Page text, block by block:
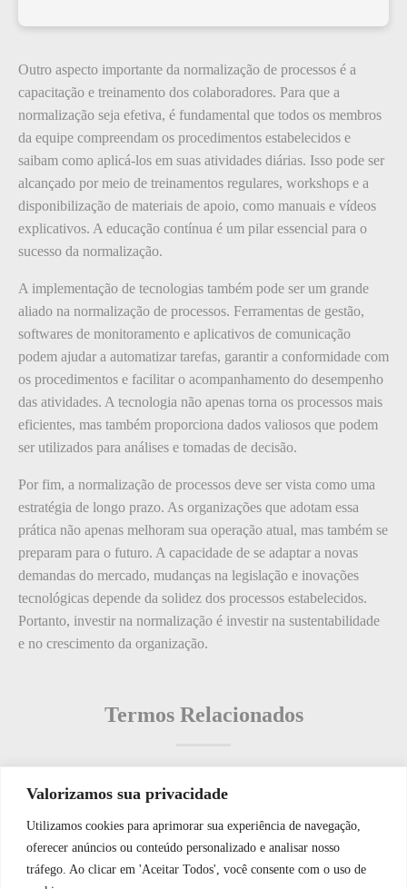
Valorizamos sua privacidade
Utilizamos cookies para aprimorar sua experiência de navegação,
oferecer anúncios ou conteúdo personalizado e analisar nosso
tráfego. Ao clicar em 'Aceitar Todos', você consente com o uso de
Outro aspecto importante da normalização de processos é a
capacitação e treinamento dos colaboradores. Para que a
normalização seja efetiva, é fundamental que todos os membros
da equipe compreendam os procedimentos estabelecidos e
saibam como aplicá-los em suas atividades diárias. Isso pode ser
alcançado por meio de treinamentos regulares, workshops e a
disponibilização de materiais de apoio, como manuais e vídeos
explicativos. A educação contínua é um pilar essencial para o
sucesso da normalização.
A implementação de tecnologias também pode ser um grande
aliado na normalização de processos. Ferramentas de gestão,
softwares de monitoramento e aplicativos de comunicação
podem ajudar a automatizar tarefas, garantir a conformidade com
os procedimentos e facilitar o acompanhamento do desempenho
das atividades. A tecnologia não apenas torna os processos mais
eficientes, mas também proporciona dados valiosos que podem
ser utilizados para análises e tomadas de decisão.
Por fim, a normalização de processos deve ser vista como uma
estratégia de longo prazo. As organizações que adotam essa
prática não apenas melhoram sua operação atual, mas também se
preparam para o futuro. A capacidade de se adaptar a novas
demandas do mercado, mudanças na legislação e inovações
tecnológicas depende da solidez dos processos estabelecidos.
Portanto, investir na normalização é investir na sustentabilidade
e no crescimento da organização.
Termos Relacionados
Termos populares
O que é: Automação de Iluminação
O que é: Sistema de Detecção de Intrusão em Tempo Real
WhatsApp JF Tech